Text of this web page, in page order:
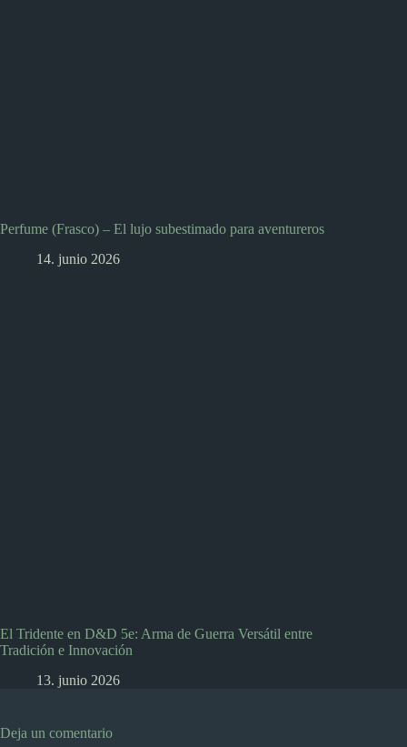
Perfume (Frasco) – El lujo subestimado para aventureros
14. junio 2026
El Tridente en D&D 5e: Arma de Guerra Versátil entre
Tradición e Innovación
13. junio 2026
Deja un comentario